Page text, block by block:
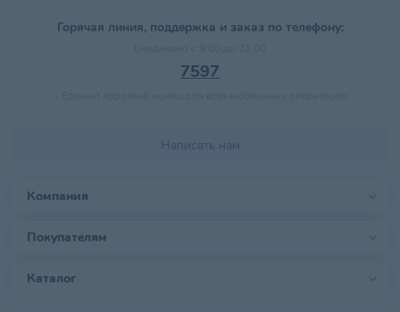
Горячая линия, поддержка и заказ по телефону:
7597
Написать нам
Компания
Покупателям
Каталог